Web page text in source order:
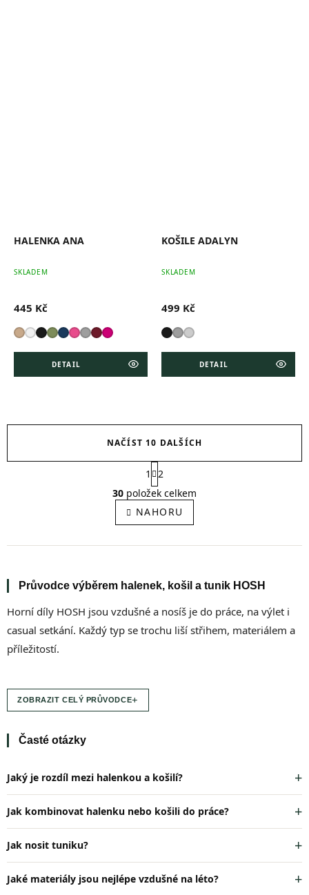
HALENKA ANA
SKLADEM
445 Kč
DETAIL
KOŠILE ADALYN
SKLADEM
499 Kč
DETAIL
O
v
l
á
a
p
v
k
y
NAČÍST 10 DALŠÍCH
S
t
r
á
n
k
v
í
1
2
30 položek celkem
NAHORU
Průvodce výběrem halenek, košil a tunik HOSH
Horní díly HOSH jsou vzdušné a nosíš je do práce, na výlet i
casual setkání. Každý typ se trochu liší střihem, materiálem a
příležitostí.
ZOBRAZIT CELÝ PRŮVODCE+
Časté otázky
Jaký je rozdíl mezi halenkou a košilí?
Jak kombinovat halenku nebo košili do práce?
Jak nosit tuniku?
Jaké materiály jsou nejlépe vzdušné na léto?